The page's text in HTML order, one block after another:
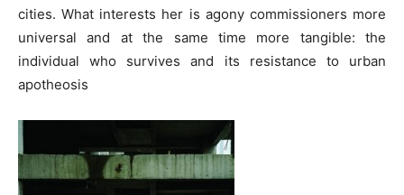
cities. What interests her is agony commissioners more
universal and at the same time more tangible: the
individual who survives and its resistance to urban
apotheosis